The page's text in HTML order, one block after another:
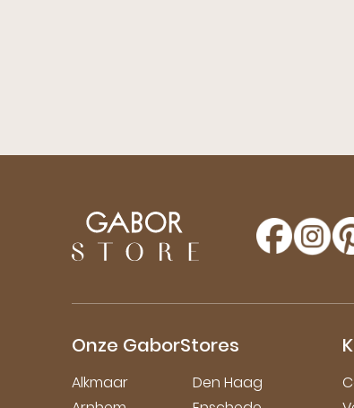
Onze GaborStores
Alkmaar
Den Haag